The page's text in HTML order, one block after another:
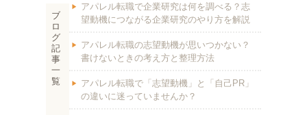
ブ
ロ
グ
記
事
一
覧
アパレル転職で企業研究は何を調べる？志
望動機につながる企業研究のやり方を解説
アパレル転職の志望動機が思いつかない？
書けないときの考え方と整理方法
アパレル転職で「志望動機」と「自己PR」
の違いに迷っていませんか？